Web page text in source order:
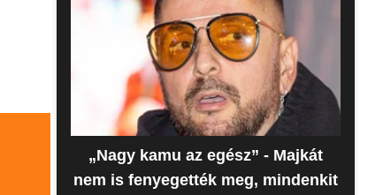
„Nagy kamu az egész” - Majkát
nem is fenyegették meg, mindenkit